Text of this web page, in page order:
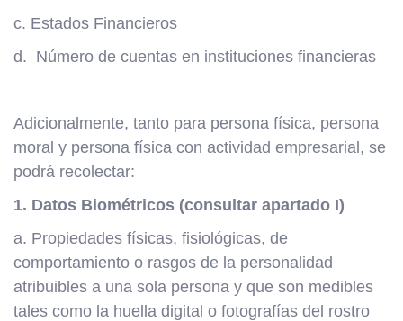
c. Estados Financieros
d. Número de cuentas en instituciones financieras
Adicionalmente, tanto para persona física, persona
moral y persona física con actividad empresarial, se
podrá recolectar:
1. Datos Biométricos (consultar apartado I)
a. Propiedades físicas, fisiológicas, de
comportamiento o rasgos de la personalidad
atribuibles a una sola persona y que son medibles
tales como la huella digital o fotografías del rostro